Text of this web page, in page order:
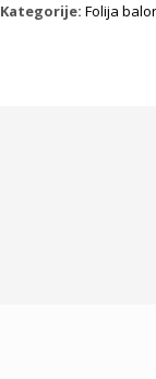
količina
Kategorije: Folija